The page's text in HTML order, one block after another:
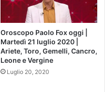
Oroscopo Paolo Fox oggi |
Martedì 21 luglio 2020 |
Ariete, Toro, Gemelli, Cancro,
Leone e Vergine
Luglio 20, 2020